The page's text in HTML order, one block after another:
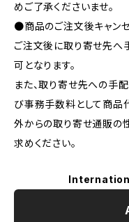
めご了承くださいませ。
●商品のご注文後キャン
ご注文後に取り寄せ先へ
可となります。
また、取り寄せ先への手
び事務手数料として商品
外からの取り寄せ通販の
求めください。